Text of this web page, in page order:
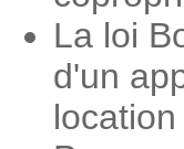
La loi
d'un